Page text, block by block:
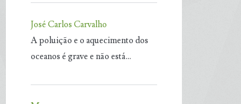
José Carlos Carvalho
A poluição e o aquecimento dos
oceanos é grave e não está…